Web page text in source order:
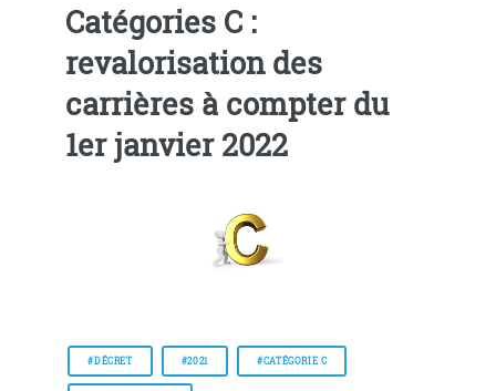
Catégories C :
revalorisation des
carrières à compter du
1er janvier 2022
#DÉCRET #2021 #CATÉGORIE C